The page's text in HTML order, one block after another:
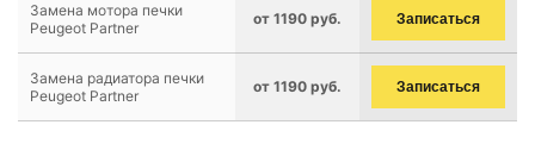
Замена мотора печки
Peugeot Partner
от 1190 руб. Записаться
Замена радиатора печки
Peugeot Partner
от 1190 руб. Записаться